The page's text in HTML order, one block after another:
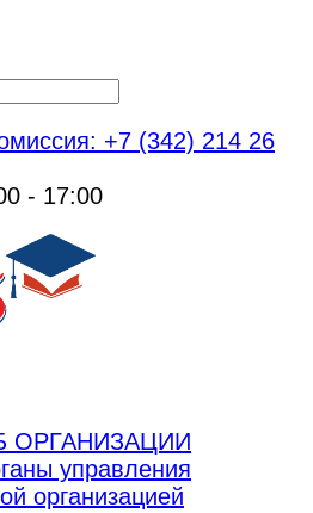
+7 (342) 214 26
- 17:00
ОРГАНИЗАЦИИ
управления
организацией